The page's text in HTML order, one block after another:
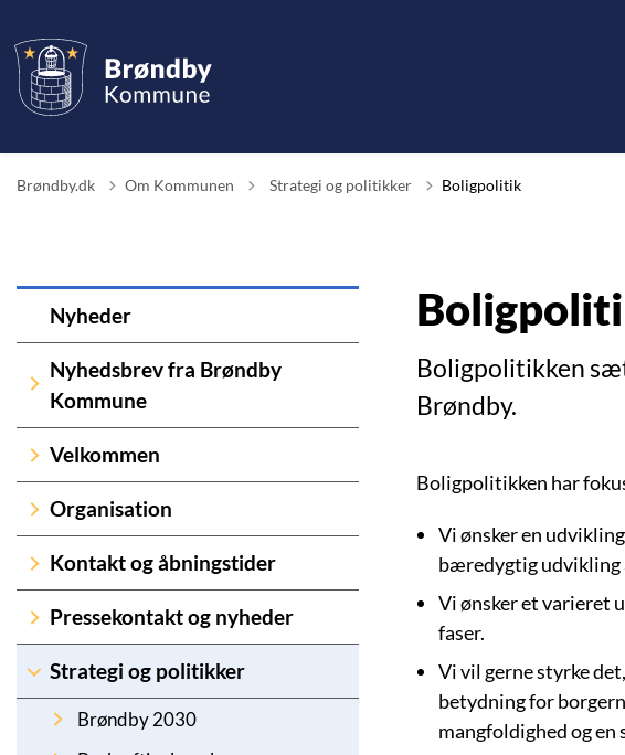
Brøndby.dk Om Kommunen Tilbage til
Strategi og politikker Boligpolitik
Nyheder
Nyhedsbrev fra Brøndby
Kommune
Velkommen
Organisation
Kontakt og åbningstider
Pressekontakt og nyheder
Strategi og politikker
Brøndby 2030
Boligpolitikken
Brøndby.
Boligpolitikken har
Vi ønsker en
bæredygtig udvikling
Vi ønsker et varieret
faser.
Vi vil gerne styrke
betydning for
mangfoldighed og